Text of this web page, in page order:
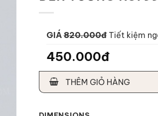
GIÁ820.000đ Tiết kiệm
450.000đ
THÊM GIỎ HÀNG